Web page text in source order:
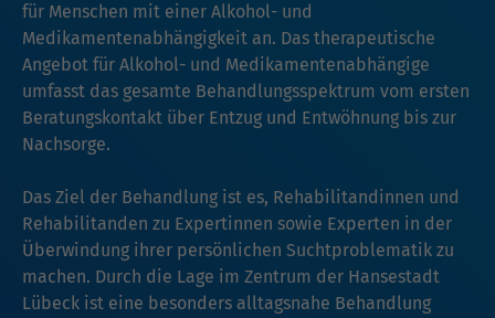
für Menschen mit einer Alkohol- und
Medikamentenabhängigkeit an. Das therapeutische
Angebot für Alkohol- und Medikamentenabhängige
umfasst das gesamte Behandlungsspektrum vom ersten
Beratungskontakt über Entzug und Entwöhnung bis zur
Nachsorge.
Das Ziel der Behandlung ist es, Rehabilitandinnen und
Rehabilitanden zu Expertinnen sowie Experten in der
Überwindung ihrer persönlichen Suchtproblematik zu
machen. Durch die Lage im Zentrum der Hansestadt
Lübeck ist eine besonders alltagsnahe Behandlung